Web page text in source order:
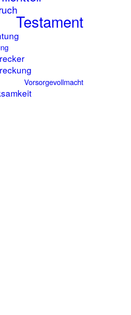
Testament
Vorsorgevollmacht